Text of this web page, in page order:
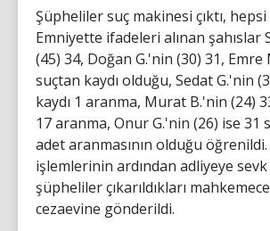
Şüpheliler suç makinesi çıktı,
Emniyette ifadeleri alınan şahıslar
(45) 34, Doğan G.'nin (30) 31, Emre
suçtan kaydı olduğu, Sedat G.'nin
kaydı 1 aranma, Murat B.'nin (24)
17 aranma, Onur G.'nin (26) ise 31
adet aranmasının olduğu
işlemlerinin ardından adliyeye
şüpheliler çıkarıldıkları
cezaevine gönderildi.